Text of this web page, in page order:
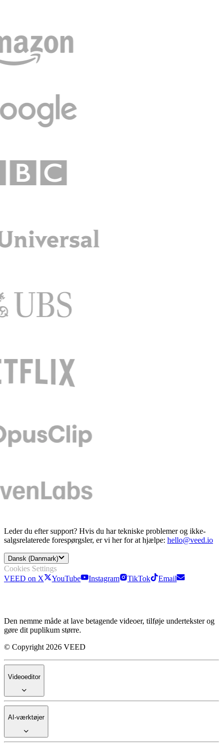
Leder du efter support? Hvis du har tekniske problemer og ikke-
salgsrelaterede forespørgsler, er vi her for at hjælpe: hello@veed.io
Dansk (Danmark)
Cookies Settings
VEED on X
YouTube Instagram TikTok Email
Den nemme måde at lave betagende videoer, tilføje undertekster og
gøre dit puplikum større.
© Copyright 2026 VEED
Videoeditor
AI-værktøjer